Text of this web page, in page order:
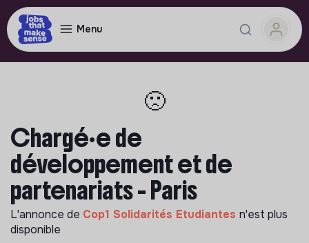
Menu
🙁
Chargé·e de
développement et de
partenariats - Paris
L'annonce de Cop1 Solidarités Etudiantes n'est plus
disponible